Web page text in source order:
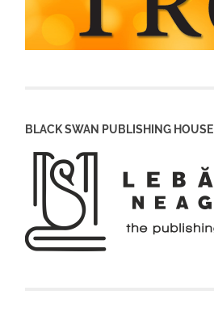
BLACK SWAN PUBLISHING HOUSE